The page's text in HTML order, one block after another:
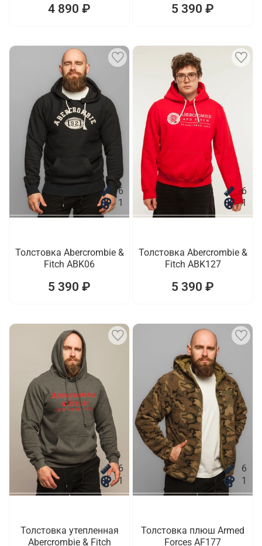
4 890 ₽ 5 390 ₽
6
1
Толстовка Abercrombie &
Fitch ABK06
5 390 ₽
6
1
Толстовка Abercrombie &
Fitch ABK127
5 390 ₽
6
1
Толстовка утепленная
Abercrombie & Fitch
6
1
Толстовка плюш Armed
Forces AF177